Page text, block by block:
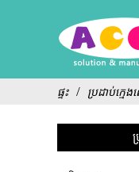
ផ្ទះ ប្រដាប់ក្មេ